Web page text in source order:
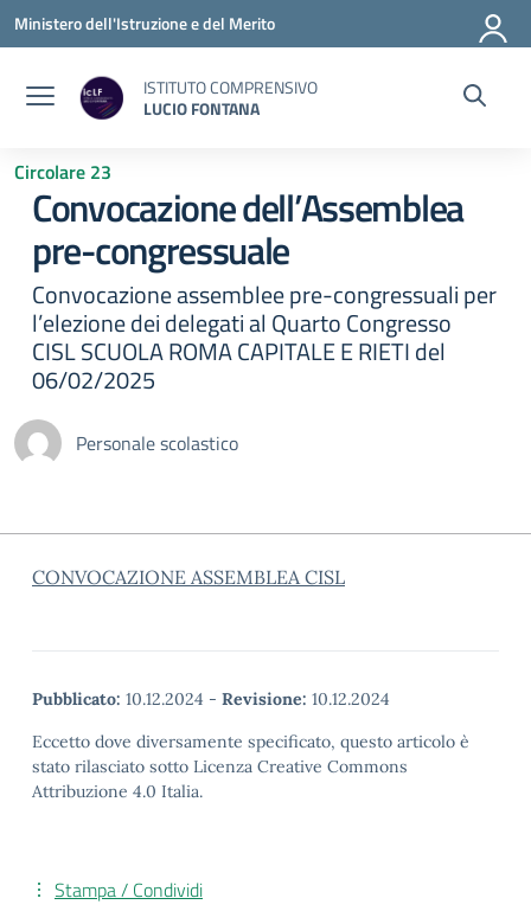
Vai ai contenuti
Vai al menu di navigazione
Vai al footer
Ministero dell'Istruzione e del Merito
ISTITUTO COMPRENSIVO
LUCIO FONTANA
Circolare 23
Convocazione dell’Assemblea
pre-congressuale
Convocazione assemblee pre-congressuali per
l’elezione dei delegati al Quarto Congresso
CISL SCUOLA ROMA CAPITALE E RIETI del
06/02/2025
Personale scolastico
CONVOCAZIONE ASSEMBLEA CISL
Pubblicato: 10.12.2024 - Revisione: 10.12.2024
Eccetto dove diversamente specificato, questo articolo è
stato rilasciato sotto Licenza Creative Commons
Attribuzione 4.0 Italia.
Stampa / Condividi